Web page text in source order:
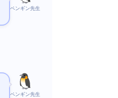
ペンギン先生
ペンギン先生